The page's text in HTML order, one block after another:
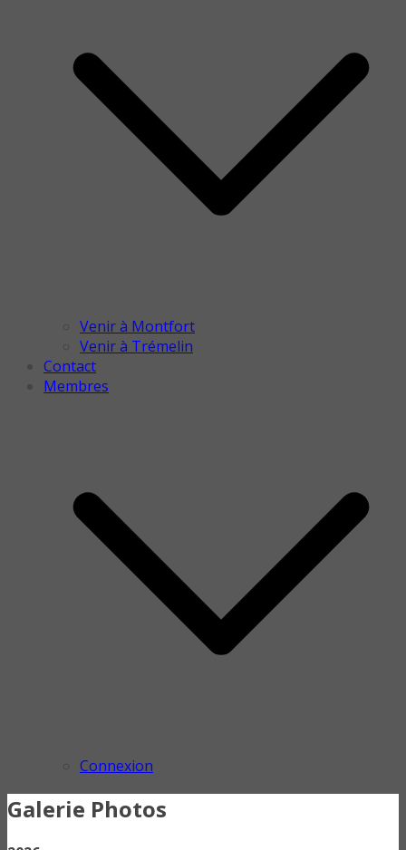
Venir à Montfort
Venir à Trémelin
Contact
Membres
Connexion
Galerie Photos